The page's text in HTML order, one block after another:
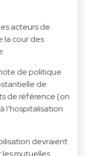
acteurs de
la cour des
de politique
de
de référence (on
l’hospitalisation
devraient
mutuelles.